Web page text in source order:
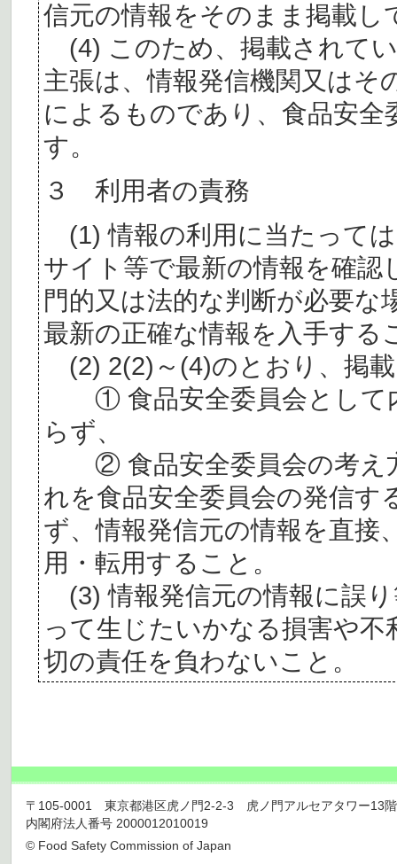
信元の情報をそのまま掲載し
(4) このため、掲載されて
主張は、情報発信機関又はそ
によるものであり、食品安
す。
３ 利用者の責務
(1) 情報の利用に当たって
サイト等で最新の情報を確認
門的又は法的な判断が必要
最新の正確な情報を入手する
(2) 2(2)～(4)のとおり、掲
① 食品安全委員会として
らず、
② 食品安全委員会の考え
れを食品安全委員会の発信す
ず、情報発信元の情報を直接
用・転用すること。
(3) 情報発信元の情報に誤
って生じたいかなる損害や
切の責任を負わないこと。
〒105-0001 東京都港区虎ノ門2-2-3 虎ノ門アルセアタワー13
内閣府法人番号 2000012010019
© Food Safety Commission of Japan